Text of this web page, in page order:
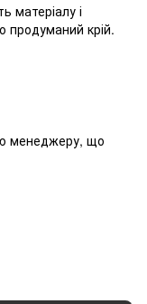
матеріалу і
продуманий крій.
менеджеру, що